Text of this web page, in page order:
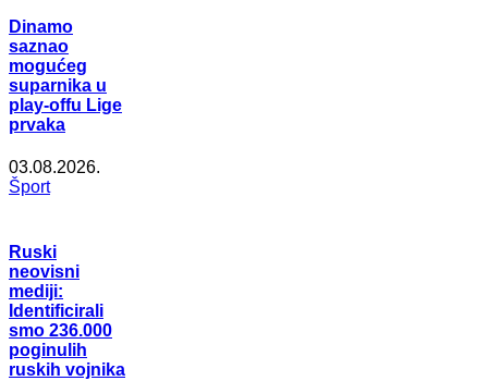
Dinamo
saznao
mogućeg
suparnika u
play-offu Lige
prvaka
03.08.2026.
Šport
Ruski
neovisni
mediji:
Identificirali
smo 236.000
poginulih
ruskih vojnika